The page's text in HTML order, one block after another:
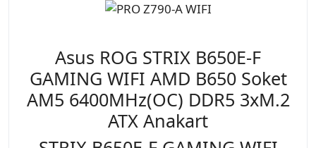
Asus ROG STRIX B650E-F
GAMING WIFI AMD B650 Soket
AM5 6400MHz(OC) DDR5 3xM.2
ATX Anakart